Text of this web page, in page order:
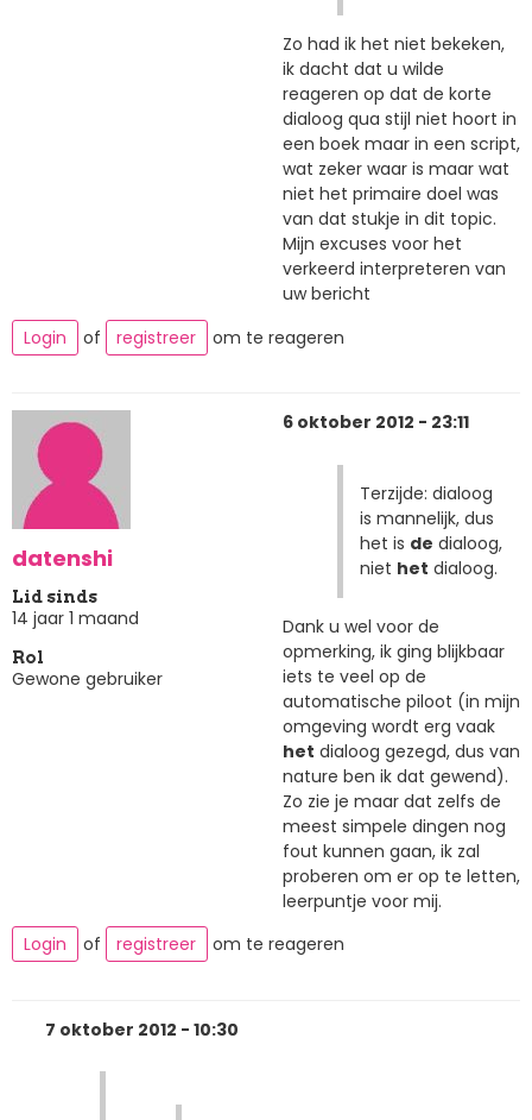
Zo had ik het niet bekeken,
ik dacht dat u wilde
reageren op dat de korte
dialoog qua stijl niet hoort in
een boek maar in een script,
wat zeker waar is maar wat
niet het primaire doel was
van dat stukje in dit topic.
Mijn excuses voor het
verkeerd interpreteren van
uw bericht
Login
of registreer om te reageren
datenshi
Lid sinds
14 jaar 1 maand
Rol
Gewone gebruiker
6 oktober 2012 - 23:11
Terzijde: dialoog
is mannelijk, dus
het is de dialoog,
niet het dialoog.
Dank u wel voor de
opmerking, ik ging blijkbaar
iets te veel op de
automatische piloot (in mijn
omgeving wordt erg vaak
het dialoog gezegd, dus van
nature ben ik dat gewend).
Zo zie je maar dat zelfs de
meest simpele dingen nog
fout kunnen gaan, ik zal
proberen om er op te letten,
leerpuntje voor mij.
Login
of registreer om te reageren
7 oktober 2012 - 10:30